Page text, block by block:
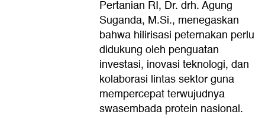
Pertanian RI, Dr. drh. Agung
Suganda, M.Si., menegaskan
bahwa hilirisasi peternakan perlu
didukung oleh penguatan
investasi, inovasi teknologi, dan
kolaborasi lintas sektor guna
mempercepat terwujudnya
swasembada protein nasional.